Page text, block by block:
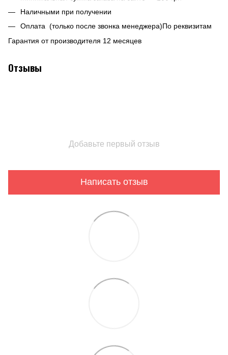
Наличными при получении
Оплата (только после звонка менеджера)По реквизитам
Гарантия от производителя 12 месяцев
Отзывы
Добавьте первый отзыв
Написать отзыв